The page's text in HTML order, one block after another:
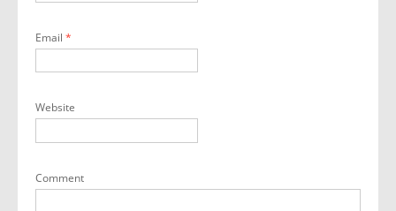
Email *
Website
Comment